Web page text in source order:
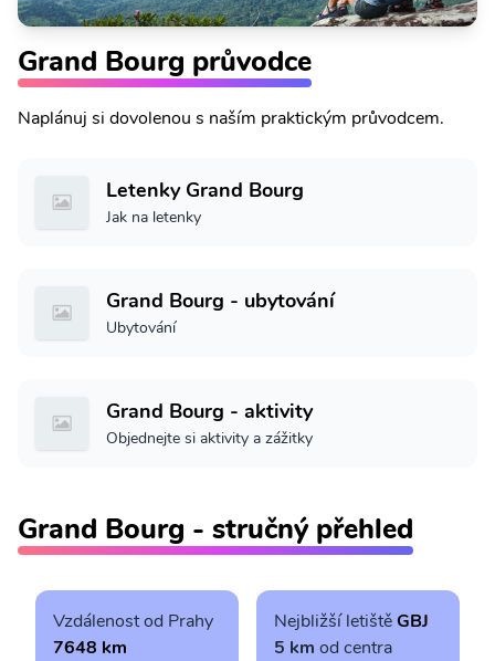
Grand Bourg průvodce
Naplánuj si dovolenou s naším praktickým průvodcem.
Letenky Grand Bourg
Jak na letenky
Grand Bourg - ubytování
Ubytování
Grand Bourg - aktivity
Objednejte si aktivity a zážitky
Grand Bourg - stručný přehled
Vzdálenost od Prahy
7648 km
Nejbližší letištěGBJ
5 km od centra